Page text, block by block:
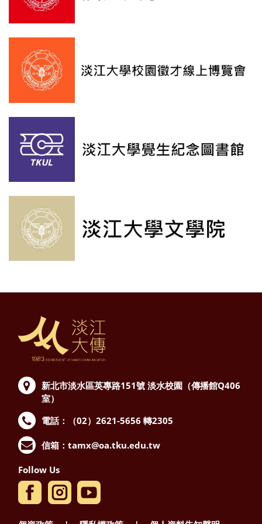
新北市淡水區英專路151號 淡水校園（傳播館Q406
室）
電話：（02）2621-5656 轉2305
信箱： tamx@oa.tku.edu.tw
Follow Us